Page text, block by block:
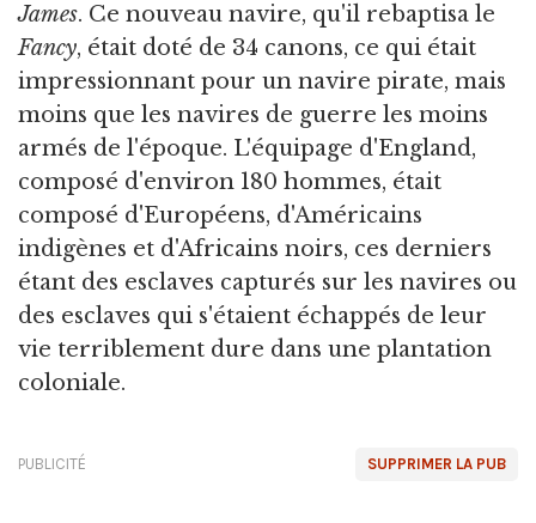
James. Ce nouveau navire, qu'il rebaptisa le
Fancy, était doté de 34 canons, ce qui était
impressionnant pour un navire pirate, mais
moins que les navires de guerre les moins
armés de l'époque. L'équipage d'England,
composé d'environ 180 hommes, était
composé d'Européens, d'Américains
indigènes et d'Africains noirs, ces derniers
étant des esclaves capturés sur les navires ou
des esclaves qui s'étaient échappés de leur
vie terriblement dure dans une plantation
coloniale.
SUPPRIMER LA PUB
PUBLICITÉ